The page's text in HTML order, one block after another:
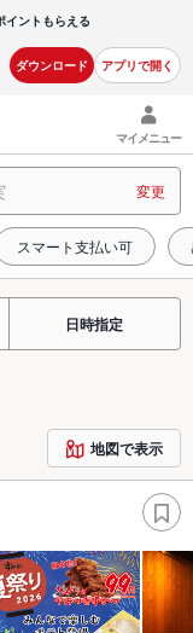
イントもらえる
ダウンロード アプリで開く
マイメニュー
変更
スマート支払い可
日時指定
地図で表示